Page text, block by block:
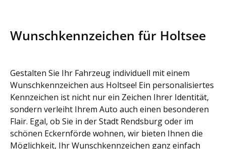
Wunschkennzeichen für Holtsee
Gestalten Sie Ihr Fahrzeug individuell mit einem
Wunschkennzeichen aus Holtsee! Ein personalisiertes
Kennzeichen ist nicht nur ein Zeichen Ihrer Identität,
sondern verleiht Ihrem Auto auch einen besonderen
Flair. Egal, ob Sie in der Stadt Rendsburg oder im
schönen Eckernförde wohnen, wir bieten Ihnen die
Möglichkeit, Ihr Wunschkennzeichen ganz einfach